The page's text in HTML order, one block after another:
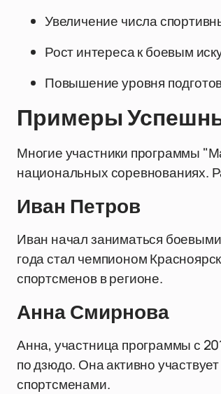
Увеличение числа
Рост интереса к боевым
Повышение уровня
Примеры
Многие участники программы
национальных соревнованиях.
Иван Петров
Иван начал заниматься
года стал чемпионом
спортсменов в регионе.
Анна Смирнова
Анна, участница программы с
по дзюдо. Она активно
спортсменами.